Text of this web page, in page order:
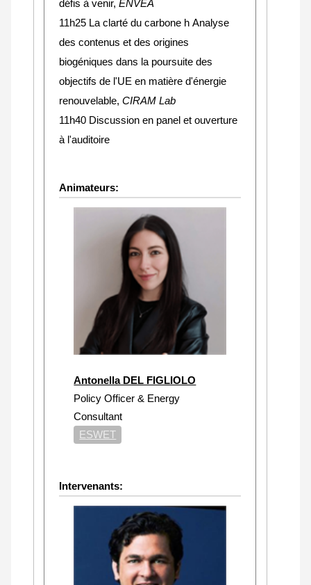
défis à venir,ENVEA
11h25 La clarté du carbone h Analyse
des contenus et des origines
biogéniques dans la poursuite des
objectifs de l'UE en matière d'énergie
renouvelable,CIRAM Lab
11h40 Discussion en panel et ouverture
à l'auditoire
Animateurs:
Antonella DEL FIGLIOLO
Policy Officer & Energy
Consultant
ESWET
Intervenants: